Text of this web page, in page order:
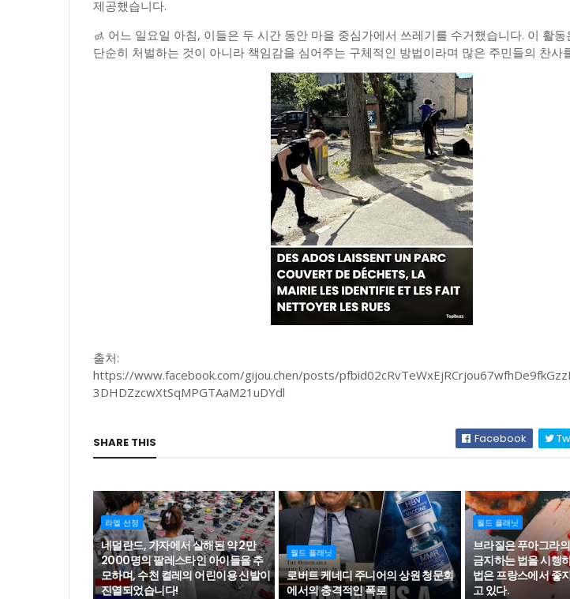
제공했습니다.
🚮 어느 일요일 아침, 이들은 두 시간 동안 마을 중심가에서 쓰레기를 수거했습니다. 이 활
단순히 처벌하는 것이 아니라 책임감을 심어주는 구체적인 방법이라며 많은 주민들의 찬사
출처:
https://www.facebook.com/gijou.chen/posts/
3DHDZzcwXtSqMPGTAaM21uDYdl
SHARE THIS Facebook
라엘 선정
네덜란드, 가자에서 살해된 약 2만
2000명의 팔레스타인 아이들을 추
모하며, 수천 켤레의 어린이용 신발이
진열되었습니다!
월드 플래닛
로버트 케네디 주니어의 상원 청문회
에서의 충격적인 폭로
월드 플래닛
브라질은 푸아그라
금지하는 법을 시행
법은 프랑스에서 좋
고 있다.